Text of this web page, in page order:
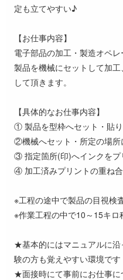
定も立てやすい♪
【お仕事内容】
電子部品の加工・製造オペ
製品を機械にセットして加
して頂きます。
【具体的なお仕事内容】
① 製品を型枠へセット・貼
②機械へセット・所定の場所
③ 指定箇所(印)へインクをプ
④ 加工済みプリントの重ね
※工程の途中で製品の目視検
※作業工程の中で10～15キ
★基本的にはマニュアルに
験の方も覚えやすい環境です
★面接時にて事前にお仕事